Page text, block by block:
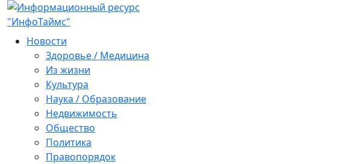
Новости
Здоровье / Медицина
Из жизни
Культура
Наука / Образование
Недвижимость
Общество
Политика
Правопорядок